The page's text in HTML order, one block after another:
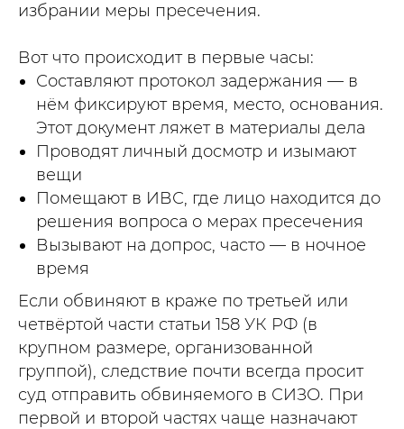
избрании меры пресечения.
Вот что происходит в первые часы:
Составляют протокол задержания — в
нём фиксируют время, место, основания.
Этот документ ляжет в материалы дела
Проводят личный досмотр и изымают
вещи
Помещают в ИВС, где лицо находится до
решения вопроса о мерах пресечения
Вызывают на допрос, часто — в ночное
время
Если обвиняют в краже по третьей или
четвёртой части статьи 158 УК РФ (в
крупном размере, организованной
группой), следствие почти всегда просит
суд отправить обвиняемого в СИЗО. При
первой и второй частях чаще назначают